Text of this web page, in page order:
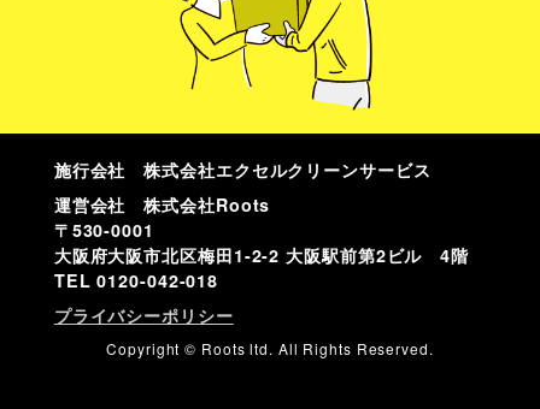
施行会社 株式会社エクセルクリーンサービス
運営会社 株式会社Roots
〒530-0001
大阪府大阪市北区梅田1-2-2 大阪駅前第2ビル 4階
TEL0120-042-018
プライバシーポリシー
Copyright © Roots ltd. All Rights Reserved.